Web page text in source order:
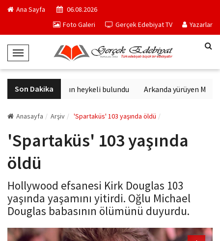
Ana Sayfa
06.08.2026
Foto Galeri
Gerçek Edebiyat TV Yazarlar
T
o
g
g
e
a
i
a
t
i
o
Son Dakika
Sağlık tanrısının heykeli bulundu Arkanda yürüyen M.
Anasayfa Arşiv 'Spartaküs' 103 yaşında öldü
'Spartaküs' 103 yaşında
öldü
Hollywood efsanesi Kirk Douglas 103
yaşında yaşamını yitirdi. Oğlu Michael
Douglas babasının ölümünü duyurdu.